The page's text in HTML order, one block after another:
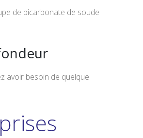
de bicarbonate de soude
avoir besoin de quelque